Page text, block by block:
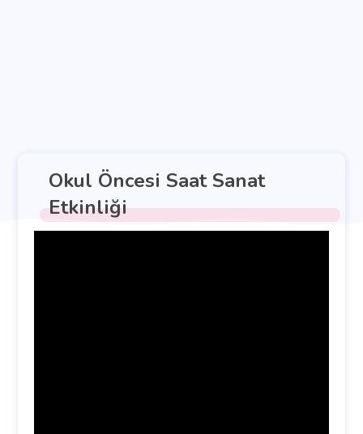
Okul Öncesi Saat Sanat
Etkinliği